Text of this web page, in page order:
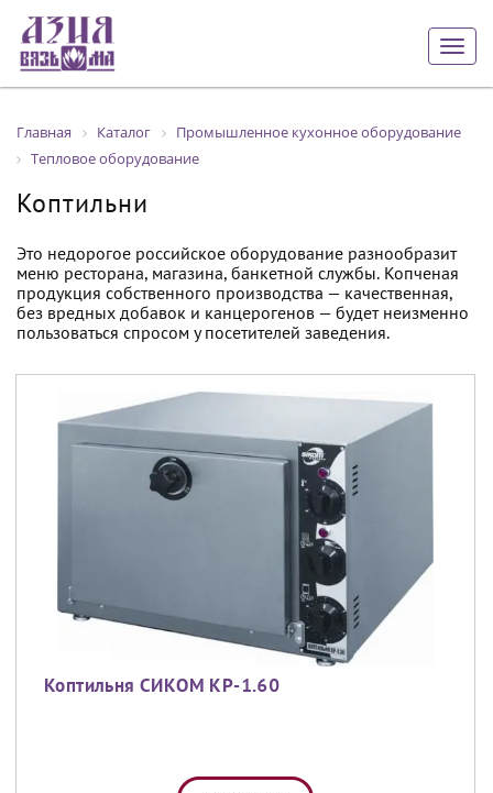
Главная Каталог
Промышленное кухонное оборудование
Тепловое оборудование
Коптильни
Это недорогое российское оборудование разнообразит
меню ресторана, магазина, банкетной службы. Копченая
продукция собственного производства — качественная,
без вредных добавок и канцерогенов — будет неизменно
пользоваться спросом у посетителей заведения.
Коптильня СИКОМ КР-1.60